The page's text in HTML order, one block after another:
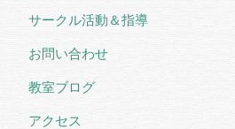
サークル活動＆指導
お問い合わせ
教室ブログ
アクセス